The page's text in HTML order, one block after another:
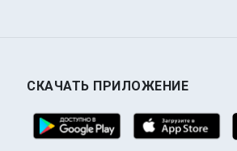
СКАЧАТЬ ПРИЛОЖЕНИЕ